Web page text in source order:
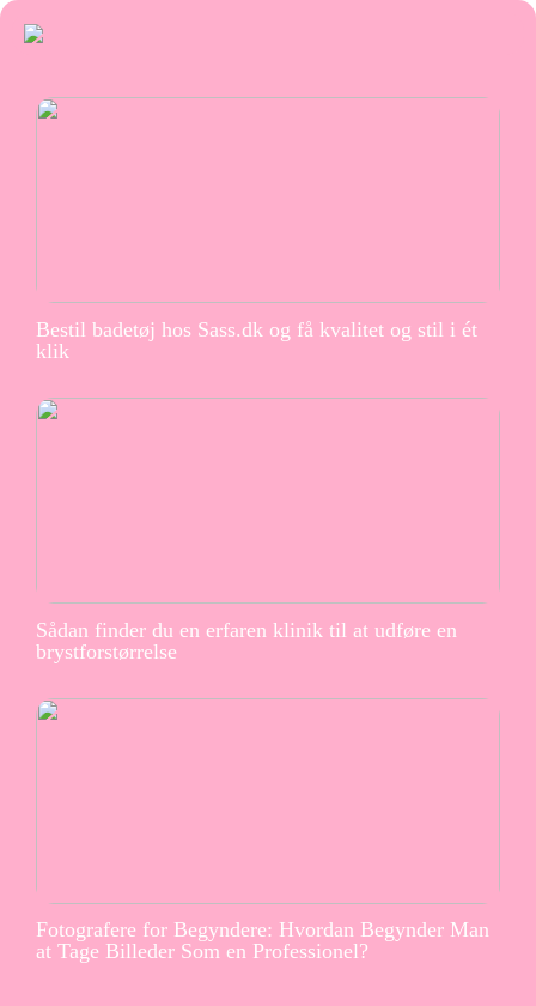
Bestil badetøj hos Sass.dk og få kvalitet og stil i ét
klik
Sådan finder du en erfaren klinik til at udføre en
brystforstørrelse
Fotografere for Begyndere: Hvordan Begynder Man
at Tage Billeder Som en Professionel?